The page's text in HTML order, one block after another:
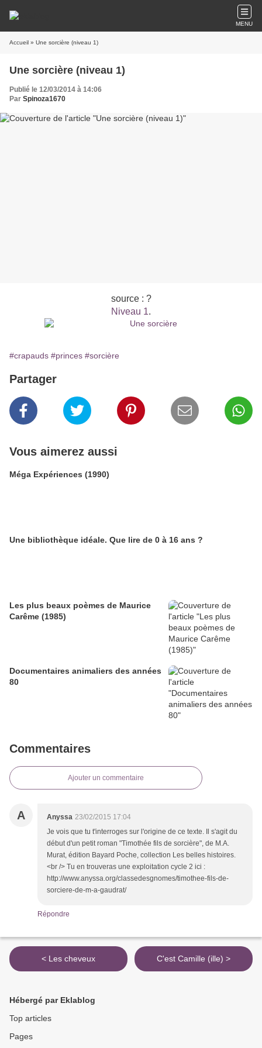
MENU
Accueil » Une sorcière (niveau 1)
Une sorcière (niveau 1)
Publié le 12/03/2014 à 14:06
Par Spinoza1670
source : ?
Niveau 1.
#crapauds #princes #sorcière
Partager
Vous aimerez aussi
Méga Expériences (1990)
Une bibliothèque idéale. Que lire de 0 à 16 ans ?
Les plus beaux poèmes de Maurice
Carême (1985)
Documentaires animaliers des années
80
Commentaires
Ajouter un commentaire
A Anyssa 23/02/2015 17:04
Je vois que tu t'interroges sur l'origine de ce texte. Il s'agit du
début d'un petit roman "Timothée fils de sorcière", de M.A.
Murat, édition Bayard Poche, collection Les belles histoires.
<br /> Tu en trouveras une exploitation cycle 2 ici :
http://www.anyssa.org/classedesgnomes/timothee-fils-de-
sorciere-de-m-a-gaudrat/
Répondre
< Les cheveux C'est Camille (ille) >
Hébergé par Eklablog
Top articles
Pages